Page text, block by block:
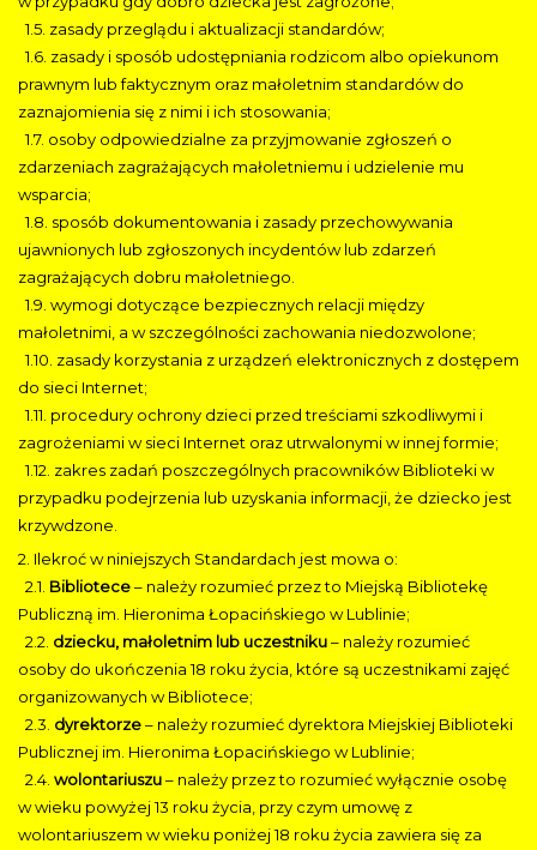
1.5. zasady przeglądu i aktualizacji standardów;
1.6. zasady i sposób udostępniania rodzicom albo opiekunom
prawnym lub faktycznym oraz małoletnim standardów do
zaznajomienia się z nimi i ich stosowania;
1.7. osoby odpowiedzialne za przyjmowanie zgłoszeń o
zdarzeniach zagrażających małoletniemu i udzielenie mu
wsparcia;
1.8. sposób dokumentowania i zasady przechowywania
ujawnionych lub zgłoszonych incydentów lub zdarzeń
zagrażających dobru małoletniego.
1.9. wymogi dotyczące bezpiecznych relacji między
małoletnimi, a w szczególności zachowania niedozwolone;
1.10. zasady korzystania z urządzeń elektronicznych z dostępem
do sieci Internet;
1.11. procedury ochrony dzieci przed treściami szkodliwymi i
zagrożeniami w sieci Internet oraz utrwalonymi w innej formie;
1.12. zakres zadań poszczególnych pracowników Biblioteki w
przypadku podejrzenia lub uzyskania informacji, że dziecko jest
krzywdzone.
2. Ilekroć w niniejszych Standardach jest mowa o:
2.1. Bibliotece– należy rozumieć przez to Miejską Bibliotekę
Publiczną im. Hieronima Łopacińskiego w Lublinie;
2.2. dziecku, małoletnim lub uczestniku– należy rozumieć
osoby do ukończenia 18 roku życia, które są uczestnikami zajęć
organizowanych w Bibliotece;
2.3. dyrektorze– należy rozumieć dyrektora Miejskiej Biblioteki
Publicznej im. Hieronima Łopacińskiego w Lublinie;
2.4. wolontariuszu– należy przez to rozumieć wyłącznie osobę
w wieku powyżej 13 roku życia, przy czym umowę z
wolontariuszem w wieku poniżej 18 roku życia zawiera się za